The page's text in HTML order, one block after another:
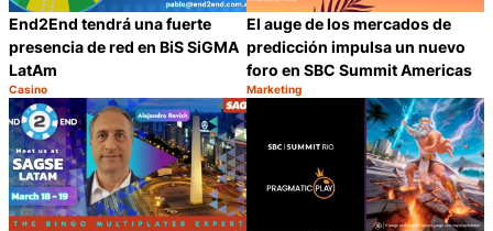
End2End tendrá una fuerte
presencia de red en BiS SiGMA
LatAm
Categoría:
Casino
Compartir
El auge de los mercados de
predicción impulsa un nuevo
foro en SBC Summit Americas
Categoría:
Marketing